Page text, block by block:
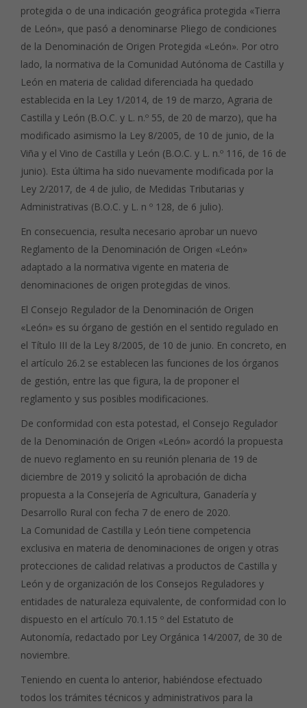
protegida o de una indicación geográfica protegida «Tierra
de León», que pasó a denominarse Pliego de condiciones
de la Denominación de Origen Protegida «León». Por otro
lado, la normativa de la Comunidad Autónoma de Castilla y
León en materia de calidad diferenciada ha quedado
establecida en la Ley 1/2014, de 19 de marzo, Agraria de
Castilla y León (B.O.C. y L. n.º 55, de 20 de marzo), que ha
modificado asimismo la Ley 8/2005, de 10 de junio, de la
Viña y el Vino de Castilla y León (B.O.C. y L. n.º 116, de 16 de
junio). Esta última ha sido nuevamente modificada por la
Ley 2/2017, de 4 de julio, de Medidas Tributarias y
Administrativas (B.O.C. y L. n º 128, de 6 julio).
En consecuencia, resulta necesario aprobar un nuevo
Reglamento de la Denominación de Origen «León»
adaptado a la normativa vigente en materia de
denominaciones de origen protegidas de vinos.
El Consejo Regulador de la Denominación de Origen
«León» es su órgano de gestión en el sentido regulado en
el Título III de la Ley 8/2005, de 10 de junio. En concreto, en
el artículo 26.2 se establecen las funciones de los órganos
de gestión, entre las que figura, la de proponer el
reglamento y sus posibles modificaciones.
De conformidad con esta potestad, el Consejo Regulador
de la Denominación de Origen «León» acordó la propuesta
de nuevo reglamento en su reunión plenaria de 19 de
diciembre de 2019 y solicitó la aprobación de dicha
propuesta a la Consejería de Agricultura, Ganadería y
Desarrollo Rural con fecha 7 de enero de 2020.
La Comunidad de Castilla y León tiene competencia
exclusiva en materia de denominaciones de origen y otras
protecciones de calidad relativas a productos de Castilla y
León y de organización de los Consejos Reguladores y
entidades de naturaleza equivalente, de conformidad con lo
dispuesto en el artículo 70.1.15 º del Estatuto de
Autonomía, redactado por Ley Orgánica 14/2007, de 30 de
noviembre.
Teniendo en cuenta lo anterior, habiéndose efectuado
todos los trámites técnicos y administrativos para la